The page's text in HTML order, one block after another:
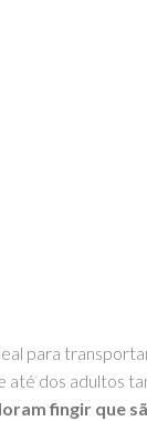
para
dos adultos
fingir que